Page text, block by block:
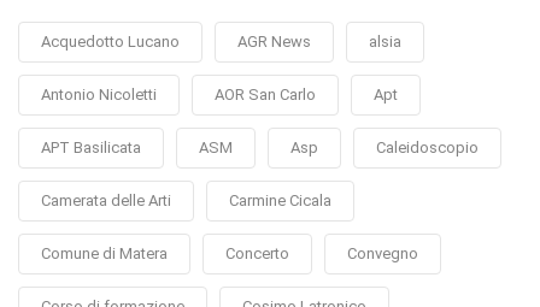
Acquedotto Lucano AGR News alsia
Antonio Nicoletti AOR San Carlo Apt
APT Basilicata ASM Asp Caleidoscopio
Camerata delle Arti Carmine Cicala
Comune di Matera Concerto Convegno